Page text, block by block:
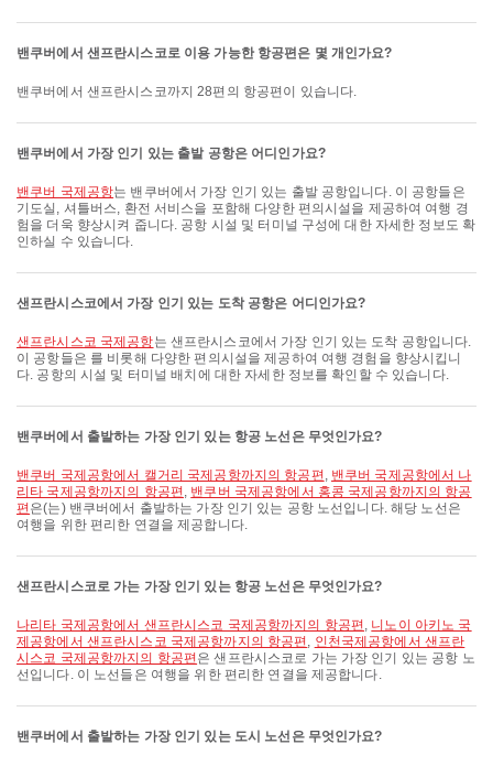
밴쿠버에서 샌프란시스코로 이용 가능한 항공편은 몇 개인가요?
밴쿠버에서 샌프란시스코까지 28편의 항공편이 있습니다.
밴쿠버에서 가장 인기 있는 출발 공항은 어디인가요?
밴쿠버 국제공항는 밴쿠버에서 가장 인기 있는 출발 공항입니다. 이 공항들은
기도실, 셔틀버스, 환전 서비스을 포함해 다양한 편의시설을 제공하여 여행 경
험을 더욱 향상시켜 줍니다. 공항 시설 및 터미널 구성에 대한 자세한 정보도 확
인하실 수 있습니다.
샌프란시스코에서 가장 인기 있는 도착 공항은 어디인가요?
샌프란시스코 국제공항는 샌프란시스코에서 가장 인기 있는 도착 공항입니다.
이 공항들은 를 비롯해 다양한 편의시설을 제공하여 여행 경험을 향상시킵니
다. 공항의 시설 및 터미널 배치에 대한 자세한 정보를 확인할 수 있습니다.
밴쿠버에서 출발하는 가장 인기 있는 항공 노선은 무엇인가요?
밴쿠버 국제공항에서 캘거리 국제공항까지의 항공편 , 밴쿠버 국제공항에서 나
리타 국제공항까지의 항공편 , 밴쿠버 국제공항에서 홍콩 국제공항까지의 항공
편 은(는) 밴쿠버에서 출발하는 가장 인기 있는 공항 노선입니다. 해당 노선은
여행을 위한 편리한 연결을 제공합니다.
샌프란시스코로 가는 가장 인기 있는 항공 노선은 무엇인가요?
나리타 국제공항에서 샌프란시스코 국제공항까지의 항공편 , 니노이 아키노 국
제공항에서 샌프란시스코 국제공항까지의 항공편 , 인천국제공항에서 샌프란
시스코 국제공항까지의 항공편 은 샌프란시스코로 가는 가장 인기 있는 공항 노
선입니다. 이 노선들은 여행을 위한 편리한 연결을 제공합니다.
밴쿠버에서 출발하는 가장 인기 있는 도시 노선은 무엇인가요?